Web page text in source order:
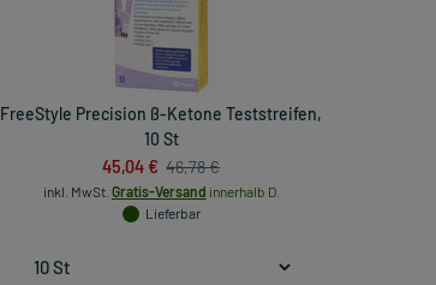
FreeStyle Precision ß-Ketone Teststreifen,
10 St
45,04 € 46,78 €
inkl. MwSt. Gratis-Versand innerhalb D.
Lieferbar